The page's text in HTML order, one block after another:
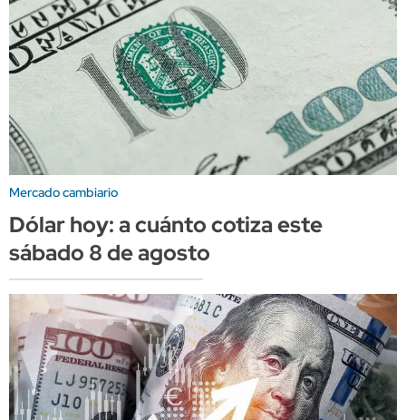
Mercado cambiario
Dólar hoy: a cuánto cotiza este
sábado 8 de agosto